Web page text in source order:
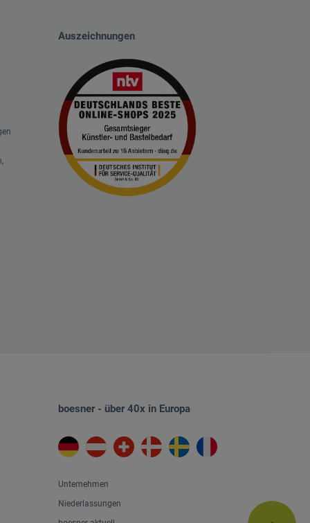
Auszeichnungen
boesner - über 40x in Europa
Unternehmen
Niederlassungen